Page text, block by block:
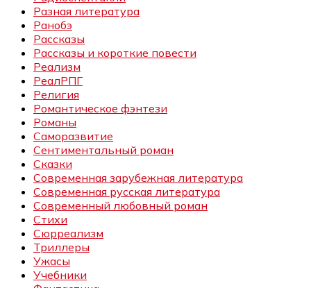
Разная литература
Ранобэ
Рассказы
Рассказы и короткие повести
Реализм
РеалРПГ
Религия
Романтическое фэнтези
Романы
Саморазвитие
Сентиментальный роман
Сказки
Современная зарубежная литература
Современная русская литература
Современный любовный роман
Стихи
Сюрреализм
Триллеры
Ужасы
Учебники